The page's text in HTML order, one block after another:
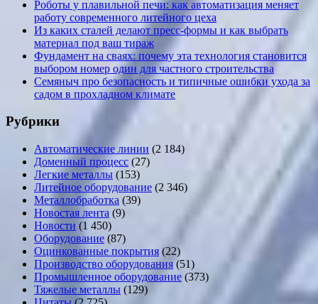
Роботы у плавильной печи: как автоматизация меняет
работу современного литейного цеха
Из каких сталей делают пресс-формы и как выбрать
материал под ваш тираж
Фундамент на сваях: почему эта технология становится
выбором номер один для частного строительства
Семяныч про безопасность и типичные ошибки ухода за
садом в прохладном климате
Рубрики
Автоматические линии (2 184)
Доменный процесс (27)
Легкие металлы (153)
Литейное оборудование (2 346)
Металлобработка (39)
Новостая лента (9)
Новости (1 450)
Оборудование (87)
Оцинкованные покрытия (22)
Производство оборудования (51)
Промышленное оборудование (373)
Тяжелые металлы (129)